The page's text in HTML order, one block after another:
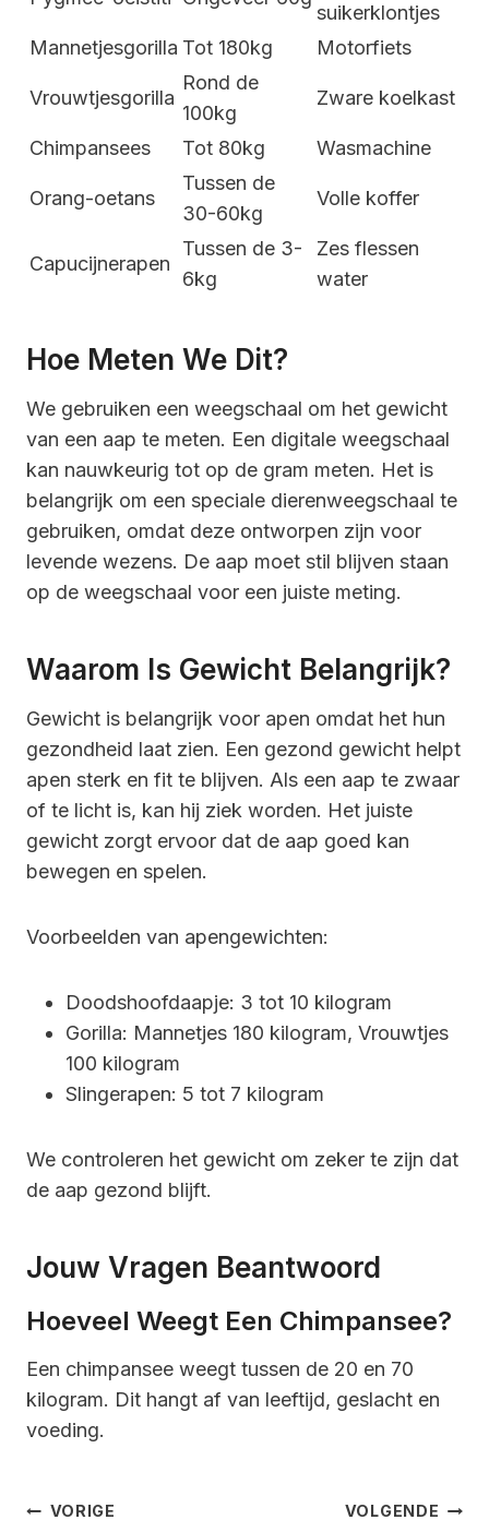
suikerklontjes
Mannetjesgorilla Tot 180kg Motorfiets
Vrouwtjesgorilla
Rond de
100kg
Zware koelkast
Chimpansees Tot 80kg Wasmachine
Orang-oetans
Tussen de
30-60kg
Volle koffer
Capucijnerapen
Tussen de 3-
6kg
Zes flessen
water
Hoe Meten We Dit?
We gebruiken een weegschaal om het gewicht
van een aap te meten. Een digitale weegschaal
kan nauwkeurig tot op de gram meten. Het is
belangrijk om een speciale dierenweegschaal te
gebruiken, omdat deze ontworpen zijn voor
levende wezens. De aap moet stil blijven staan
op de weegschaal voor een juiste meting.
Waarom Is Gewicht Belangrijk?
Gewicht is belangrijk voor apen omdat het hun
gezondheid laat zien. Een gezond gewicht helpt
apen sterk en fit te blijven. Als een aap te zwaar
of te licht is, kan hij ziek worden. Het juiste
gewicht zorgt ervoor dat de aap goed kan
bewegen en spelen.
Voorbeelden van apengewichten:
Doodshoofdaapje: 3 tot 10 kilogram
Gorilla: Mannetjes 180 kilogram, Vrouwtjes
100 kilogram
Slingerapen: 5 tot 7 kilogram
We controleren het gewicht om zeker te zijn dat
de aap gezond blijft.
Jouw Vragen Beantwoord
Hoeveel Weegt Een Chimpansee?
Een chimpansee weegt tussen de 20 en 70
kilogram. Dit hangt af van leeftijd, geslacht en
voeding.
Bericht
VORIGE VOLGENDE